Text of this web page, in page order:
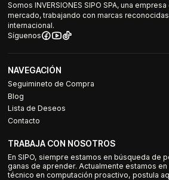
Somos INVERSIONES SIPO SPA, una
mercado, trabajando con marcas
internacional.
Síguenos
NAVEGACIÓN
Seguimineto de Compra
Blog
Lista de Deseos
Contacto
TRABAJA CON NOSOTROS
En SIPO, siempre estamos en búsqueda de
ganas de aprender. Actualmente estamos en
técnico en computación proactivo, postula